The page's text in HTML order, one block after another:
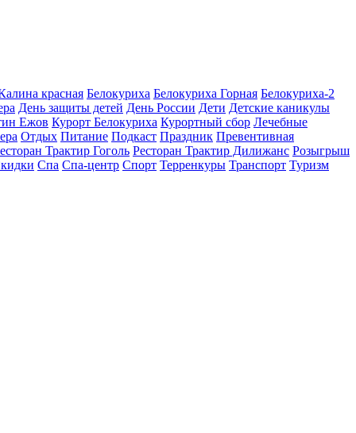
красная Белокуриха Белокуриха Горная Белокуриха-2
День защиты детей День России Дети Детские каникулы
Ежов Курорт Белокуриха Курортный сбор Лечебные
Отдых Питание Подкаст Праздник Превентивная
Трактир Гоголь Ресторан Трактир Дилижанс Розыгрыш
Спа Спа-центр Спорт Терренкуры Транспорт Туризм